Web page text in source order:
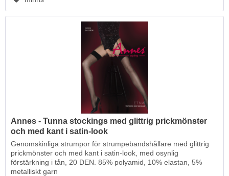
Annes - Tunna stockings med glittrig prickmönster
och med kant i satin-look
Genomskinliga strumpor för strumpebandshållare med glittrig
prickmönster och med kant i satin-look, med osynlig
förstärkning i tån, 20 DEN. 85% polyamid, 10% elastan, 5%
metalliskt garn